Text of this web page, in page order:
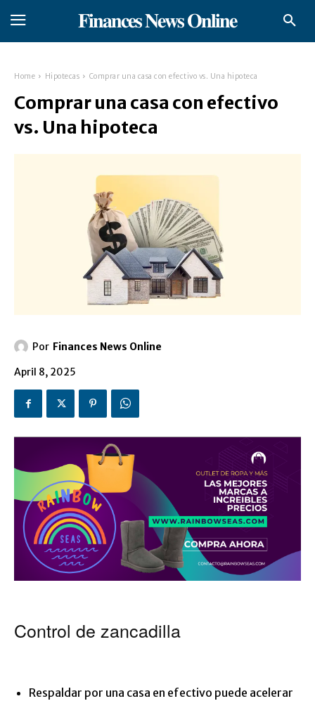
𝐅𝐢𝐧𝐚𝐧𝐜𝐞𝐬 𝐍𝐞𝐰𝐬 𝐎𝐧𝐥𝐢𝐧𝐞
Home Hipotecas Comprar una casa con efectivo vs. Una hipoteca
Comprar una casa con efectivo
vs. Una hipoteca
Por Finances News Online
April 8, 2025
Control de zancadilla
Respaldar por una casa en efectivo puede acelerar